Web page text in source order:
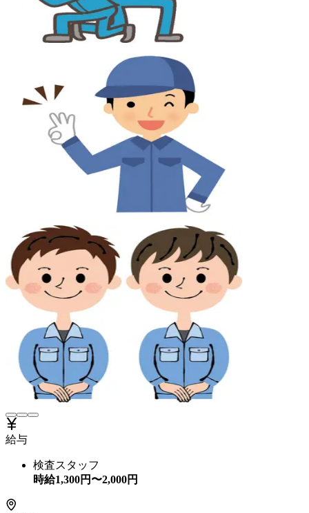
給与
検査スタッフ
時給1,300円〜2,000円